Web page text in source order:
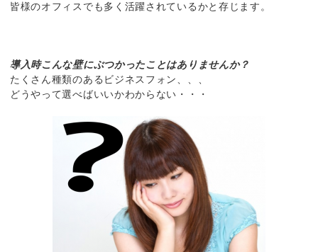
皆様のオフィスでも多く活躍されているかと存じます。
導入時こんな壁にぶつかったことはありませんか？
たくさん種類のあるビジネスフォン、、、
どうやって選べばいいかわからない・・・